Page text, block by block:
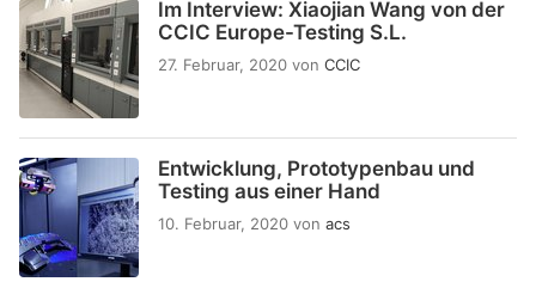
Im Interview: Xiaojian Wang von der
CCIC Europe-Testing S.L.
27. Februar, 2020 von CCIC
Entwicklung, Prototypenbau und
Testing aus einer Hand
10. Februar, 2020 von acs